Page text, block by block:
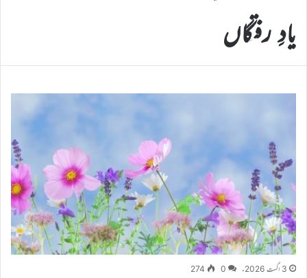
یادِ رفتگاں
3 اگست 2026ء 0
274